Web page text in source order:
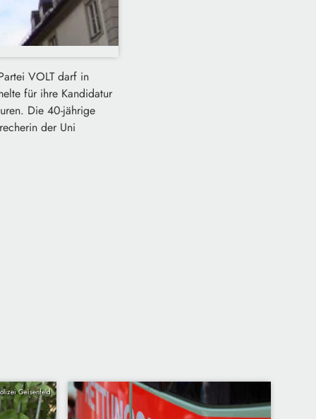
VOLT darf in
für ihre Kandidatur
Die 40-jährige
der Uni
Geisenfeld